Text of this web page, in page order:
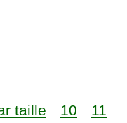
taille 10 11